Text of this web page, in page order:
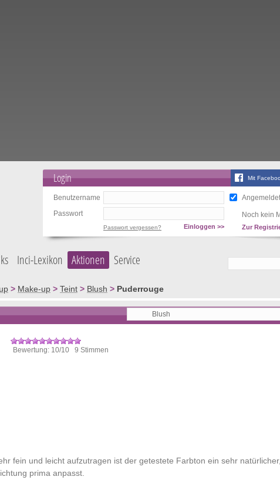
Mit
Login
Benutzername
Passwort
Noch kein
Einloggen >>
Passwort vergessen? Zur
Inci-Lexikon Aktionen Service
> Make-up > Teint > Blush > Puderrouge
Bewertung: 10/10 9 Stimmen
fein und leicht aufzutragen ist der getestete Farbton ein sehr
prima anpasst.